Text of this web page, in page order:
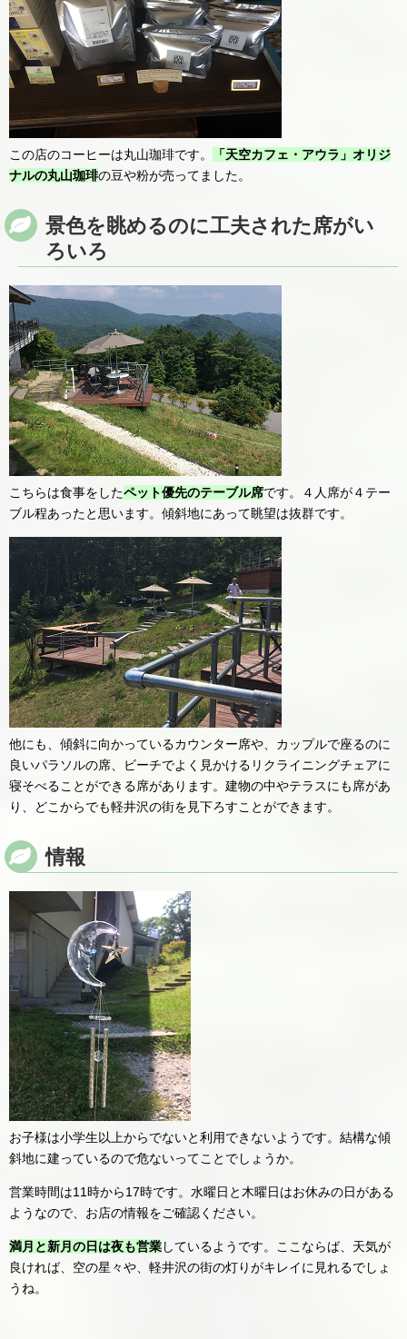
この店のコーヒーは丸山珈琲です。
「天空カフェ・アウラ」オリジ
ナルの丸山珈琲の豆や粉が売ってました。
景色を眺めるのに工夫された席がい
ろいろ
こちらは食事をしたペット優先のテーブル席です。４人席が４テー
ブル程あったと思います。傾斜地にあって眺望は抜群です。
他にも、傾斜に向かっているカウンター席や、カップルで座るのに
良いパラソルの席、ビーチでよく見かけるリクライニングチェアに
寝そべることができる席があります。建物の中やテラスにも席があ
り、どこからでも軽井沢の街を見下ろすことができます。
情報
お子様は小学生以上からでないと利用できないようです。結構な傾
斜地に建っているので危ないってことでしょうか。
営業時間は11時から17時です。水曜日と木曜日はお休みの日がある
ようなので、お店の情報をご確認ください。
満月と新月の日は夜も営業しているようです。ここならば、天気が
良ければ、空の星々や、軽井沢の街の灯りがキレイに見れるでしょ
うね。